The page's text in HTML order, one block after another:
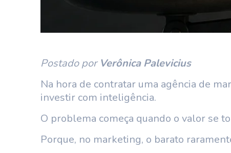
Postado porVerônica Palevicius
Na hora de contratar uma agência de
investir com inteligência.
O problema começa quando o valor se
Porque, no marketing, o barato